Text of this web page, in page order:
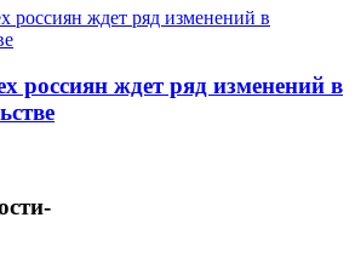
россиян ждет ряд изменений в